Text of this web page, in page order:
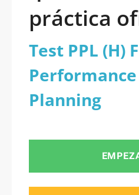
práctica
PPL (H)
Planning
Test PPL (H)
Planning